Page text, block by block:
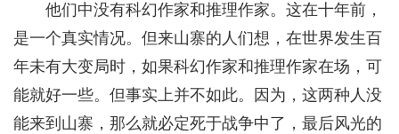
他们中没有科幻作家和推理作家。这在十年前，
是一个真实情况。但来山寨的人们想，在世界发生百
年未有大变局时，如果科幻作家和推理作家在场，可
能就好一些。但事实上并不如此。因为，这两种人没
能来到山寨，那么就必定死于战争中了，最后风光的